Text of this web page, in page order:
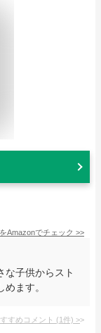
Amazonでチェック >>
な子供からスト
ます。
すめコメント (1件) >